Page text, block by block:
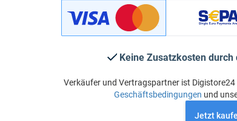
Keine Zusatzkosten
Verkäufer und Vertragspartner ist Digistore24
Geschäftsbedingungen und
Jetzt